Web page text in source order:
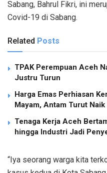
Sabang, Bahrul Fikri, ini
Covid-19 di Sabang.
Related Posts
TPAK Perempuan Aceh
Justru Turun
Harga Emas Perhiasan
Mayam, Antam Turut Naik
Tenaga Kerja Aceh
hingga Industri Jadi
“Iya seorang warga kita